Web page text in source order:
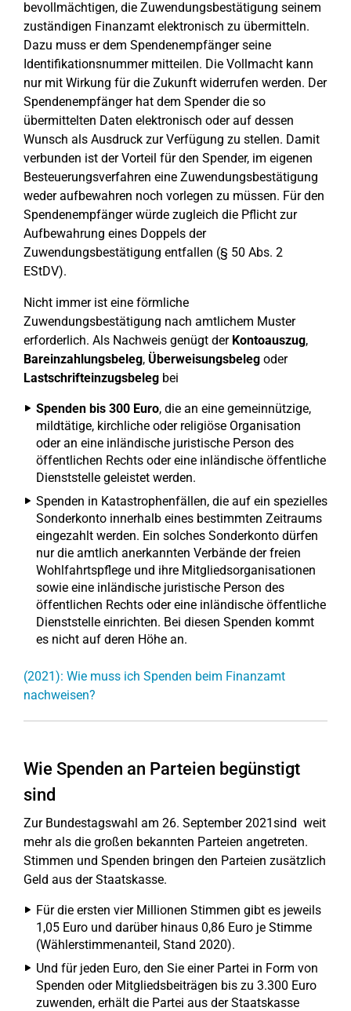
bevollmächtigen, die Zuwendungsbestätigung seinem
zuständigen Finanzamt elektronisch zu übermitteln.
Dazu muss er dem Spendenempfänger seine
Identifikationsnummer mitteilen. Die Vollmacht kann
nur mit Wirkung für die Zukunft widerrufen werden. Der
Spendenempfänger hat dem Spender die so
übermittelten Daten elektronisch oder auf dessen
Wunsch als Ausdruck zur Verfügung zu stellen. Damit
verbunden ist der Vorteil für den Spender, im eigenen
Besteuerungsverfahren eine Zuwendungsbestätigung
weder aufbewahren noch vorlegen zu müssen. Für den
Spendenempfänger würde zugleich die Pflicht zur
Aufbewahrung eines Doppels der
Zuwendungsbestätigung entfallen (§ 50 Abs. 2
EStDV).
Nicht immer ist eine förmliche
Zuwendungsbestätigung nach amtlichem Muster
erforderlich. Als Nachweis genügt der Kontoauszug,
Bareinzahlungsbeleg, Überweisungsbeleg oder
Lastschrifteinzugsbeleg bei
Spenden bis 300 Euro, die an eine gemeinnützige,
mildtätige, kirchliche oder religiöse Organisation
oder an eine inländische juristische Person des
öffentlichen Rechts oder eine inländische öffentliche
Dienststelle geleistet werden.
Spenden in Katastrophenfällen, die auf ein spezielles
Sonderkonto innerhalb eines bestimmten Zeitraums
eingezahlt werden. Ein solches Sonderkonto dürfen
nur die amtlich anerkannten Verbände der freien
Wohlfahrtspflege und ihre Mitgliedsorganisationen
sowie eine inländische juristische Person des
öffentlichen Rechts oder eine inländische öffentliche
Dienststelle einrichten. Bei diesen Spenden kommt
es nicht auf deren Höhe an.
(2021): Wie muss ich Spenden beim Finanzamt
nachweisen?
Wie Spenden an Parteien begünstigt
sind
Zur Bundestagswahl am 26. September 2021sind weit
mehr als die großen bekannten Parteien angetreten.
Stimmen und Spenden bringen den Parteien zusätzlich
Geld aus der Staatskasse.
Für die ersten vier Millionen Stimmen gibt es jeweils
1,05 Euro und darüber hinaus 0,86 Euro je Stimme
(Wählerstimmenanteil, Stand 2020).
Und für jeden Euro, den Sie einer Partei in Form von
Spenden oder Mitgliedsbeiträgen bis zu 3.300 Euro
zuwenden, erhält die Partei aus der Staatskasse